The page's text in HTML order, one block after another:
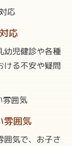
応
幼児健診や各種
ける不安や疑問
雰囲気
囲気で、お子さ